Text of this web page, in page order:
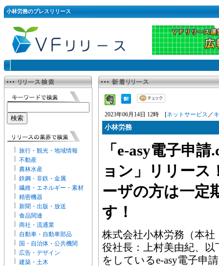
小林労務のプレスリリース
旅行・観光・地域情報
不動産
農林水産
鉄鋼・非鉄・金属
繊維・エネルギー・素材
精密機器
新聞・出版・放送
食品関連
商社・流通業
自動車・自動車部品
国・自治体・公共機関
広告・デザイン
建築・土木
2023年06月14日 12時 [ネットサービス ／
小林労務
「e-asy電子申
ョン」リリース
ーザの方は一定
す！
株式会社小林労務（本
役社長：上村美由紀、
をしているe-asy電子申